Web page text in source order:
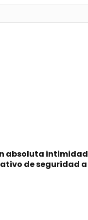
absoluta
de seguridad